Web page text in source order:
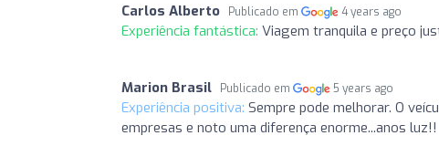
Carlos Alberto Publicado em 4 years ago
Experiência fantástica: Viagem tranquila e preço
Marion Brasil Publicado em 5 years ago
Experiência positiva: Sempre pode melhorar. O
empresas e noto uma diferença enorme...anos luz!!